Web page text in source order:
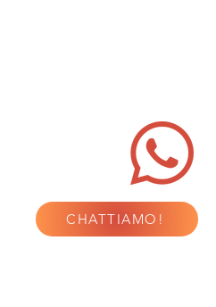
CHATTIAMO!